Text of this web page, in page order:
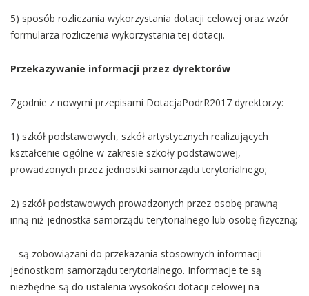
5) sposób rozliczania wykorzystania dotacji celowej oraz wzór
formularza rozliczenia wykorzystania tej dotacji.
Przekazywanie informacji przez dyrektorów
Zgodnie z nowymi przepisami DotacjaPodrR2017 dyrektorzy:
1) szkół podstawowych, szkół artystycznych realizujących
kształcenie ogólne w zakresie szkoły podstawowej,
prowadzonych przez jednostki samorządu terytorialnego;
2) szkół podstawowych prowadzonych przez osobę prawną
inną niż jednostka samorządu terytorialnego lub osobę fizyczną;
– są zobowiązani do przekazania stosownych informacji
jednostkom samorządu terytorialnego. Informacje te są
niezbędne są do ustalenia wysokości dotacji celowej na